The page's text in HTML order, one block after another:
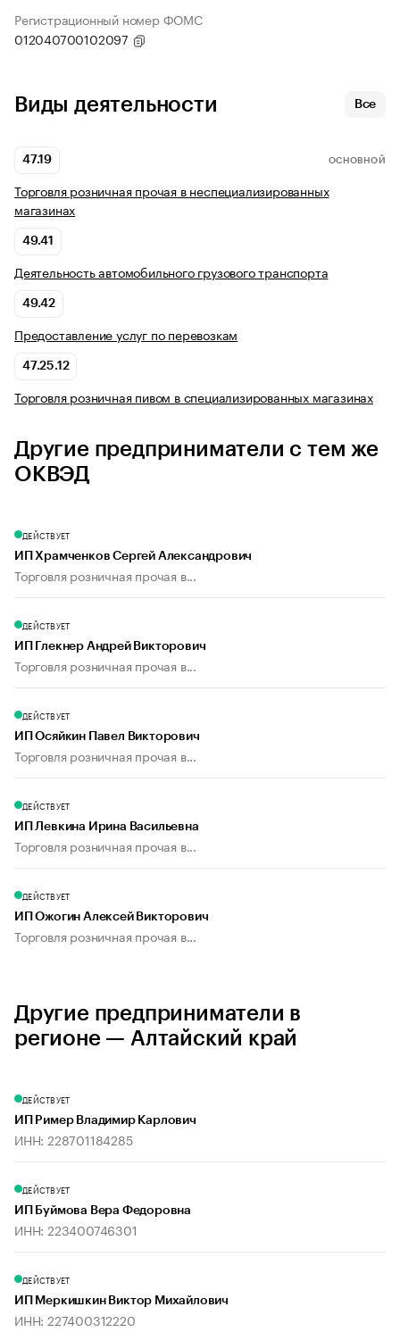
Регистрационный номер ФОМС
012040700102097
Виды деятельности Все
47.19 ОСНОВНОЙ
Торговля розничная прочая в неспециализированных
магазинах
49.41
Деятельность автомобильного грузового транспорта
49.42
Предоставление услуг по перевозкам
47.25.12
Торговля розничная пивом в специализированных магазинах
Другие предприниматели с тем же
ОКВЭД
ДЕЙСТВУЕТ
ИП Храмченков Сергей Александрович
Торговля розничная прочая в...
ДЕЙСТВУЕТ
ИП Глекнер Андрей Викторович
Торговля розничная прочая в...
ДЕЙСТВУЕТ
ИП Осяйкин Павел Викторович
Торговля розничная прочая в...
ДЕЙСТВУЕТ
ИП Левкина Ирина Васильевна
Торговля розничная прочая в...
ДЕЙСТВУЕТ
ИП Ожогин Алексей Викторович
Торговля розничная прочая в...
Другие предприниматели в
регионе — Алтайский край
ДЕЙСТВУЕТ
ИП Ример Владимир Карлович
ИНН: 228701184285
ДЕЙСТВУЕТ
ИП Буймова Вера Федоровна
ИНН: 223400746301
ДЕЙСТВУЕТ
ИП Меркишкин Виктор Михайлович
ИНН: 227400312220